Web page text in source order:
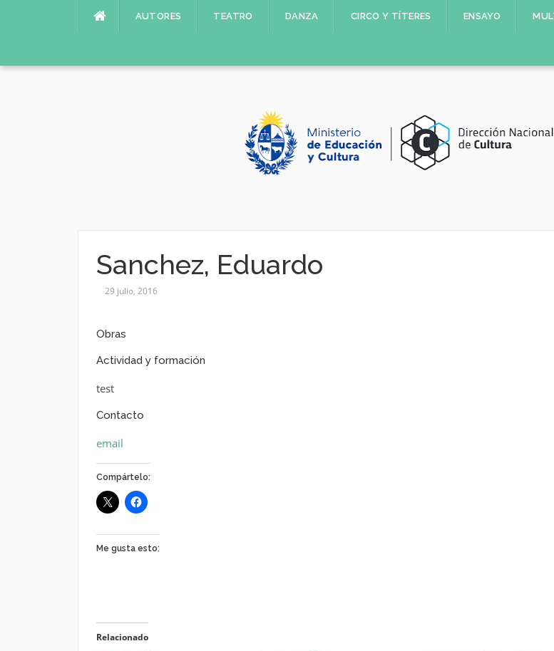
AUTORES TEATRO DANZA CIRCO Y TÍTERES ENSAYO
Sanchez, Eduardo
29 julio, 2016
Obras
Actividad y formación
test
Contacto
email
Compártelo:
Me gusta esto:
Relacionado